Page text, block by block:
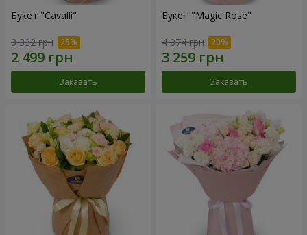
Букет "Cаvalli"
3 332 грн
Заказать
Букет "Magic Rose"
4 074 грн
Заказать